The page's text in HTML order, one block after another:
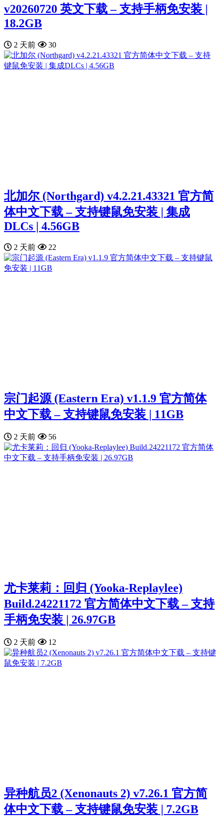
v20260720 英文下载 – 支持手柄免安装 |
18.2GB
2 天前 30
北加尔 (Northgard) v4.2.21.43321 官方简
体中文下载 – 支持键鼠免安装 | 集成
DLCs | 4.56GB
2 天前 22
宗门起源 (Eastern Era) v1.1.9 官方简体
中文下载 – 支持键鼠免安装 | 11GB
2 天前 56
尤卡莱莉：回归 (Yooka-Replaylee)
Build.24221172 官方简体中文下载 – 支持
手柄免安装 | 26.97GB
2 天前 12
异种航员2 (Xenonauts 2) v7.26.1 官方简
体中文下载 – 支持键鼠免安装 | 7.2GB